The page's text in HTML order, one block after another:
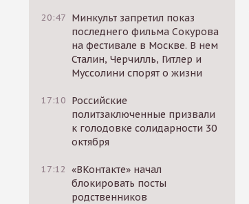
20:47 Минкульт запретил показ
последнего фильма Сокурова
на фестивале в Москве. В нем
Сталин, Черчилль, Гитлер и
Муссолини спорят о жизни
17:10 Российские
политзаключенные призвали
к голодовке солидарности 30
октября
17:12 «ВКонтакте» начал
блокировать посты
родственников